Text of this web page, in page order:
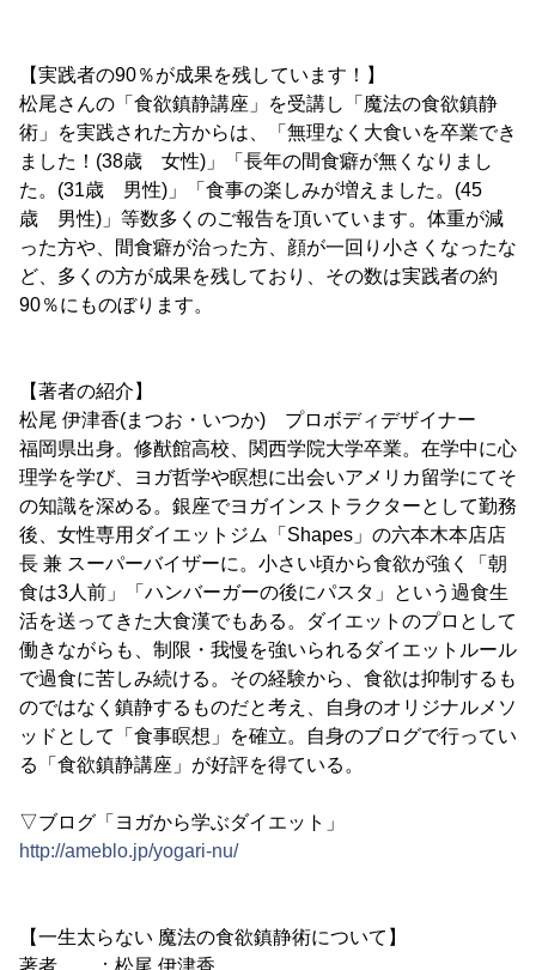
【実践者の90％が成果を残しています！】
松尾さんの「食欲鎮静講座」を受講し「魔法の食欲鎮静
術」を実践された方からは、「無理なく大食いを卒業でき
ました！(38歳 女性)」「長年の間食癖が無くなりまし
た。(31歳 男性)」「食事の楽しみが増えました。(45
歳 男性)」等数多くのご報告を頂いています。体重が減
った方や、間食癖が治った方、顔が一回り小さくなったな
ど、多くの方が成果を残しており、その数は実践者の約
90％にものぼります。
【著者の紹介】
松尾 伊津香(まつお・いつか) プロボディデザイナー
福岡県出身。修猷館高校、関西学院大学卒業。在学中に心
理学を学び、ヨガ哲学や瞑想に出会いアメリカ留学にてそ
の知識を深める。銀座でヨガインストラクターとして勤務
後、女性専用ダイエットジム「Shapes」の六本木本店店
長 兼 スーパーバイザーに。小さい頃から食欲が強く「朝
食は3人前」「ハンバーガーの後にパスタ」という過食生
活を送ってきた大食漢でもある。ダイエットのプロとして
働きながらも、制限・我慢を強いられるダイエットルール
で過食に苦しみ続ける。その経験から、食欲は抑制するも
のではなく鎮静するものだと考え、自身のオリジナルメソ
ッドとして「食事瞑想」を確立。自身のブログで行ってい
る「食欲鎮静講座」が好評を得ている。
▽ブログ「ヨガから学ぶダイエット」
http://ameblo.jp/yogari-nu/
【一生太らない 魔法の食欲鎮静術について】
著者 ：松尾 伊津香